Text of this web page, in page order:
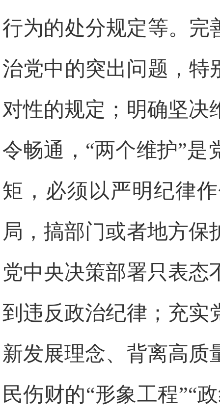
行为的处分规定等。完
治党中的突出问题，特
对性的规定；明确坚决
令畅通，“两个维护”是
矩，必须以严明纪律
局，搞部门或者地方保
党中央决策部署只表态
到违反政治纪律；充实
新发展理念、背离高质
民伤财的“形象工程”“